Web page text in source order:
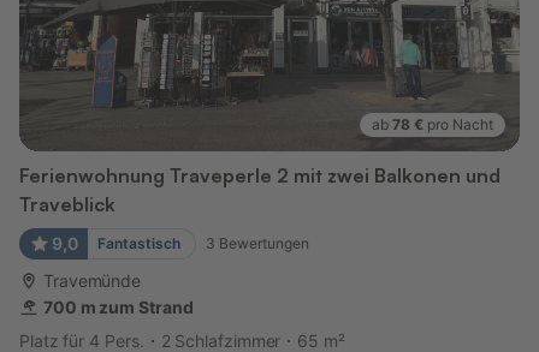
ab 78 € pro Nacht
Ferienwohnung Traveperle 2 mit zwei Balkonen und
Traveblick
9,0 Fantastisch 3 Bewertungen
Travemünde
700 m zum Strand
Platz für 4 Pers.
2 Schlafzimmer
65 m²